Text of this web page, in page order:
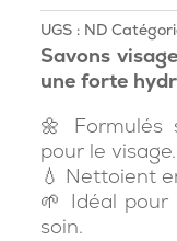
UGS : ND
Savons
une forte
🌼 Formulés
pour le visage.
💧 Nettoient
🌱 Idéal pour
soin.